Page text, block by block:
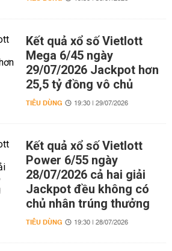
Kết quả xổ số Vietlott
Mega 6/45 ngày
29/07/2026 Jackpot hơn
25,5 tỷ đồng vô chủ
TIÊU DÙNG 19:30 | 29/07/2026
Kết quả xổ số Vietlott
Power 6/55 ngày
28/07/2026 cả hai giải
Jackpot đều không có
chủ nhân trúng thưởng
TIÊU DÙNG 19:30 | 28/07/2026